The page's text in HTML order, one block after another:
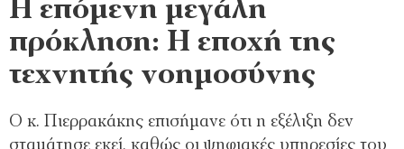
Η επόμενη μεγάλη
πρόκληση: Η εποχή της
τεχνητής νοημοσύνης
Ο κ. Πιερρακάκης επισήμανε ότι η εξέλιξη δεν
σταμάτησε εκεί, καθώς οι ψηφιακές υπηρεσίες του